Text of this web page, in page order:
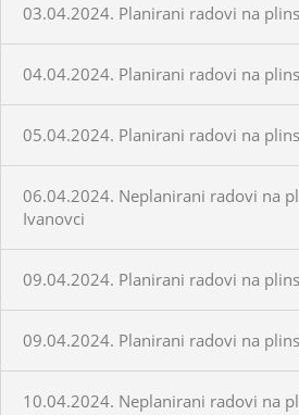
03.04.2024. Planirani radovi na
04.04.2024. Planirani radovi na
05.04.2024. Planirani radovi na
06.04.2024. Neplanirani radovi na
Ivanovci
09.04.2024. Planirani radovi na
09.04.2024. Planirani radovi na
10.04.2024. Neplanirani radovi na